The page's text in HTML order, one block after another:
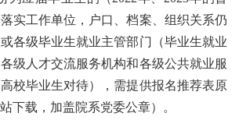
实工作单位，户口、档案、组织关系仍
各级毕业生就业主管部门（毕业生就业
级人才交流服务机构和各级公共就业服
校毕业生对待），需提供报名推荐表原
下载，加盖院系党委公章）。